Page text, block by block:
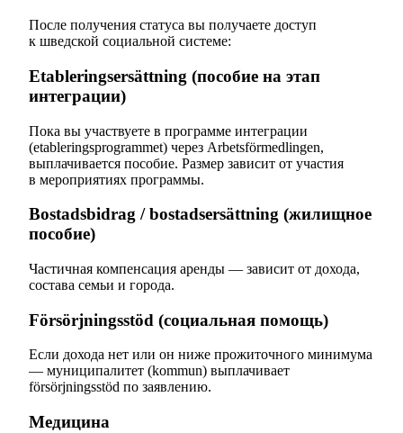
После получения статуса вы получаете доступ
к шведской социальной системе:
Etableringsersättning (пособие на этап
интеграции)
Пока вы участвуете в программе интеграции
(etableringsprogrammet) через Arbetsförmedlingen,
выплачивается пособие. Размер зависит от участия
в мероприятиях программы.
Bostadsbidrag / bostadsersättning (жилищное
пособие)
Частичная компенсация аренды — зависит от дохода,
состава семьи и города.
Försörjningsstöd (социальная помощь)
Если дохода нет или он ниже прожиточного минимума
— муниципалитет (kommun) выплачивает
försörjningsstöd по заявлению.
Медицина